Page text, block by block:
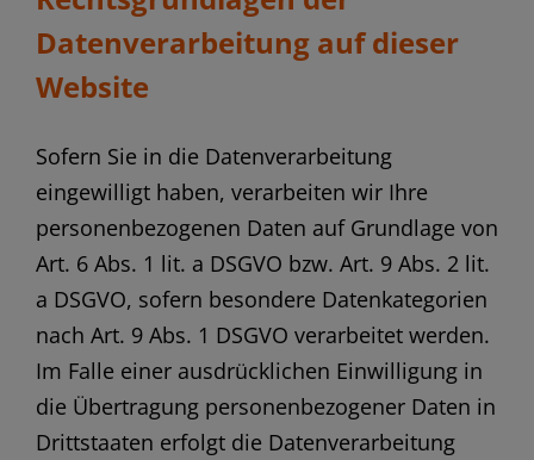
Datenverarbeitung auf dieser
Website
Sofern Sie in die Datenverarbeitung
eingewilligt haben, verarbeiten wir Ihre
personenbezogenen Daten auf Grundlage von
Art. 6 Abs. 1 lit. a DSGVO bzw. Art. 9 Abs. 2 lit.
a DSGVO, sofern besondere Datenkategorien
nach Art. 9 Abs. 1 DSGVO verarbeitet werden.
Im Falle einer ausdrücklichen Einwilligung in
die Übertragung personenbezogener Daten in
Drittstaaten erfolgt die Datenverarbeitung